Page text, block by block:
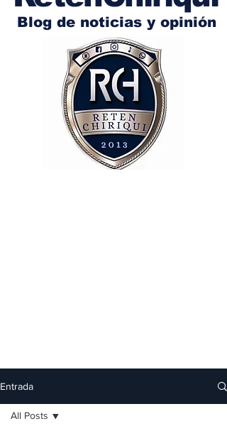
Blog de noticias y opinión
Entrada
All Posts